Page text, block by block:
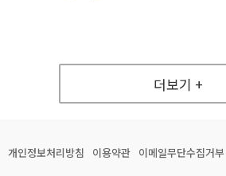
더보기 +
개인정보처리방침 이용약관 이메일무단수집거부